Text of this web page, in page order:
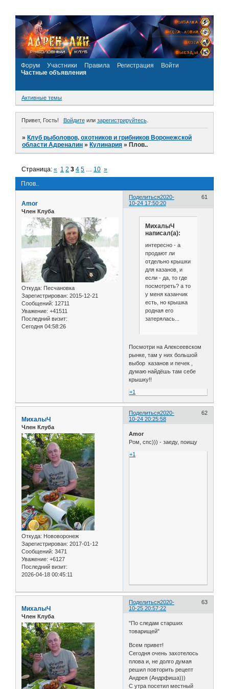
Форум Участники Правила Регистрация
Войти
Частные объявления
Активные темы
Привет, Гость! Войдитеили зарегистрируйтесь.
»Клуб рыболовов, охотников и грибников Воронежской
области Адреналин »Кулинария »Плов..
Плов..
Страница:« 1 2 3 4 5 … 10 »
Поделиться 61
2020-
10-24 17:50:20
Amor
Член Клуба
Откуда: Песчановка
Зарегистрирован: 2015-12-21
Сообщений: 12711
Уважение: +41511
Последний визит:
Сегодня 04:58:26
МиxалыЧ
написал(а):
интересно - а
продают ли
отдельно крышки
для казанов, и
если - да, то где
посмотреть? а то
у меня казанчик
есть, но крышка
родная его
затерялась...
Посмотри на Алексеевском
рынке, там у них большой
выбор казанов и печек ,
думаю найдёшь там себе
крышку!!
+1
Поделиться 62
2020-
10-24 20:25:58
МиxалыЧ
Член Клуба
Откуда: Нововоронеж
Зарегистрирован: 2017-01-12
Сообщений: 3471
Уважение: +6127
Последний визит:
2026-04-18 00:45:11
Amor
Ром, спс))) - заеду, поищу
+1
Поделиться 63
2020-
10-25 20:57:22
МиxалыЧ
Член Клуба
"По следам старших
товарищей"
Всем привет!
Сегодня очень захотелось
плова и, не долго думая
решил повторить рецепт
Андрея (Андрфиша)))
С утра посетил местный